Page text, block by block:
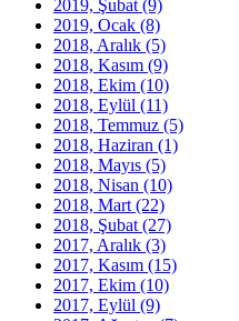
2019, Şubat (9)
2019, Ocak (8)
2018, Aralık (5)
2018, Kasım (9)
2018, Ekim (10)
2018, Eylül (11)
2018, Temmuz (5)
2018, Haziran (1)
2018, Mayıs (5)
2018, Nisan (10)
2018, Mart (22)
2018, Şubat (27)
2017, Aralık (3)
2017, Kasım (15)
2017, Ekim (10)
2017, Eylül (9)